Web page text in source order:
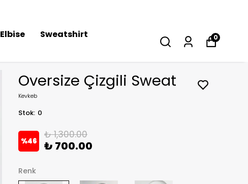
Elbise
Sweatshirt
0
Oversize Çizgili Sweat
Kevkeb
Stok: 0
%46
₺ 1,300.00
₺ 700.00
Renk